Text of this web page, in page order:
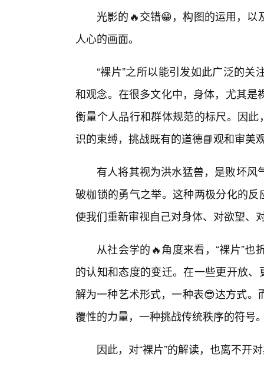
光影的🔥交错😁，构图的运用，
人心的画面。
“裸片”之所以能引发如此广泛的
和观念。在很多文化中，身体，尤其
衡量个人品行和群体规范的标尺。因
识的束缚，挑战既有的道德📘观和审美
有人将其视为洪水猛兽，是败坏
破枷锁的勇气之举。这种两极分化的
使我们重新审视自己对身体、对欲望、
从社会学的🔥角度来看，“裸片”
的认知和态度的变迁。在一些更开放
解为一种艺术形式，一种表😎达方式
覆性的力量，一种挑战传统秩序的符号
因此，对“裸片”的解读，也离不开